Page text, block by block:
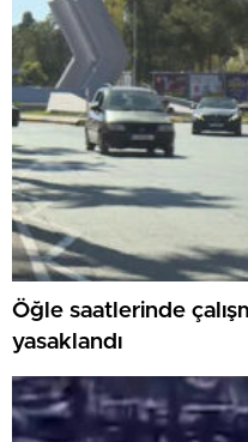
Öğle saatlerinde
yasaklandı